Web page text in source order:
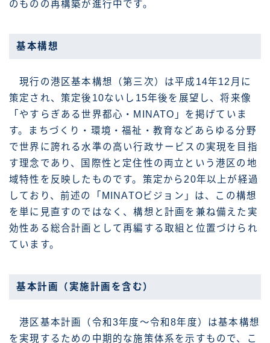
のものの再構築が進行中です。
基本構想
現行の港区基本構想（第三次）は平成14年12月に
策定され、策定後10ないし15年後を展望し、将来像
「やすらぎある世界都心・MINATO」を掲げていま
す。まちづくり・環境・福祉・教育などあらゆる分野
で世界に誇れる水準の高い行政サービスの実現を目指
す理念であり、国際性と定住性の両立という港区の地
域特性を反映したものです。策定から20年以上が経過
しており、前述の「MINATOビジョン」は、この構想
を単に見直すのではなく、構想と計画を兼ね備えた実
効性ある総合計画として再編する取組と位置づけられ
ています。
基本計画（実施計画を含む）
港区基本計画（令和3年度〜令和8年度）は基本構想
を実現するための中期的な施策体系を示すもので、こ